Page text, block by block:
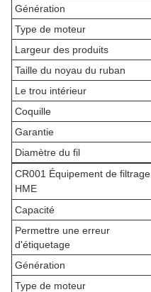
Génération
Type de moteur
Largeur des produits
Taille du noyau du ruban
Le trou intérieur
Coquille
Garantie
Diamètre du fil
CR001 Équipement de filtrage
HME
Capacité
Permettre une erreur
d'étiquetage
Génération
Type de moteur